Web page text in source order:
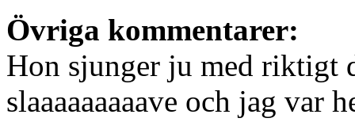
Övriga kommentarer:
Hon sjunger ju med riktigt
slaaaaaaaaave och jag var